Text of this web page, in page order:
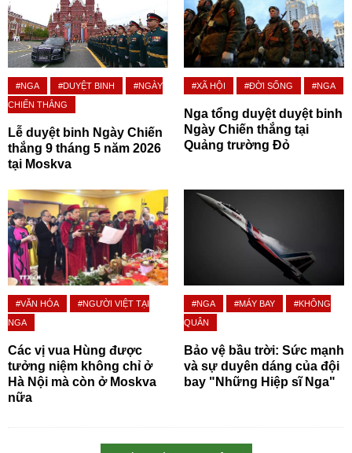
#NGA #DUYỆT BINH
#NGÀY
CHIẾN THẮNG
Lễ duyệt binh Ngày Chiến
thắng 9 tháng 5 năm 2026
tại Moskva
#XÃ HỘI #ĐỜI SỐNG #NGA
Nga tổng duyệt duyệt binh
Ngày Chiến thắng tại
Quảng trường Đỏ
#VĂN HÓA
#NGƯỜI VIỆT TẠI
NGA
Các vị vua Hùng được
tưởng niệm không chỉ ở
Hà Nội mà còn ở Moskva
nữa
#NGA #MÁY BAY
#KHÔNG
QUÂN
Bảo vệ bầu trời: Sức mạnh
và sự duyên dáng của đội
bay "Những Hiệp sĩ Nga"